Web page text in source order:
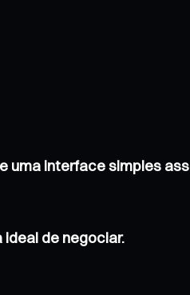
interface simples
de negociar.